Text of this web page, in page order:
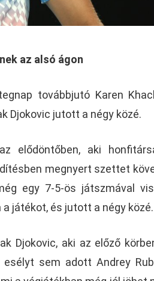
az alsó ágon
továbbjutó Karen
Djokovic jutott a négy közé.
elődöntőben, aki
megnyert szettet
egy 7-5-ös játszmával
játékot, és jutott a négy közé.
Djokovic, aki az előző
sem adott Andrey